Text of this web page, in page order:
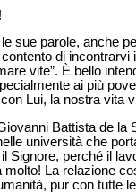
sue parole, anche
di
vite”. È bello
ai più
Lui, la nostra vita
Battista de la
università che
Signore, perché il
La relazione
pur con tutte